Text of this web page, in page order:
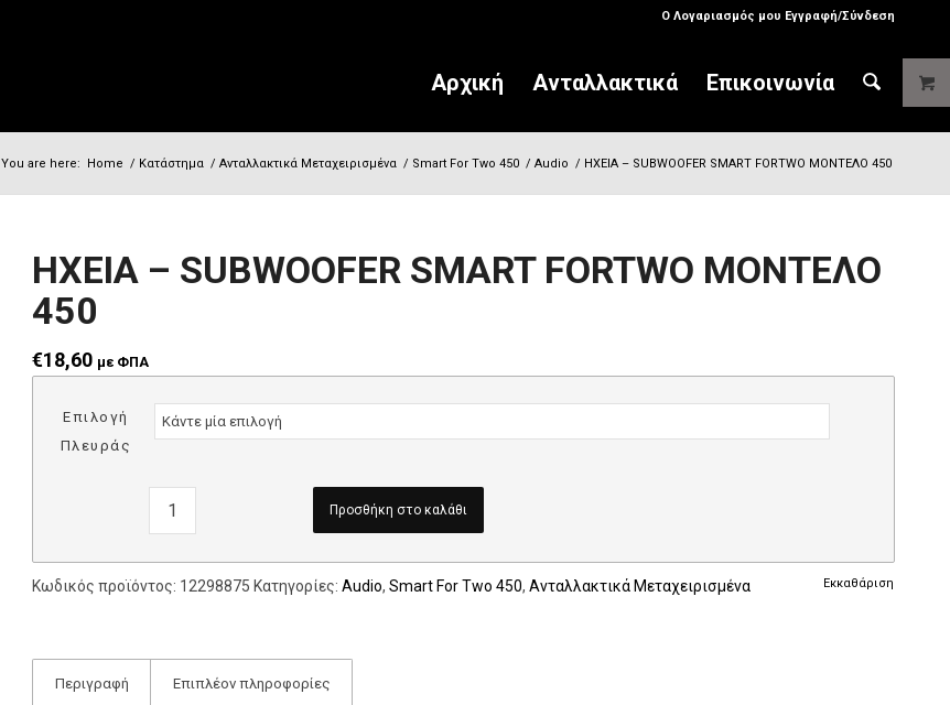
Ο Λογαριασμός μου Εγγραφή/Σύνδεση
Αρχική Ανταλλακτικά Επικοινωνία
You are here: Home / Κατάστημα / Ανταλλακτικά Μεταχειρισμένα / Smart For Two 450 / Audio / ΗΧΕΙΑ – SUBWOOFER SMART FORTWO ΜΟΝΤΕΛΟ 450
ΗΧΕΙΑ – SUBWOOFER SMART FORTWO ΜΟΝΤΕΛΟ
450
€18,60 με ΦΠΑ
Επιλογή
Πλευράς
Εκκαθάριση
Προσθήκη στο καλάθι
Κωδικός προϊόντος: 12298875 Κατηγορίες: Audio, Smart For Two 450, Ανταλλακτικά Μεταχειρισμένα
Περιγραφή Επιπλέον πληροφορίες